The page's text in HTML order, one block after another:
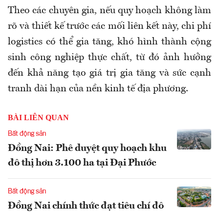
Theo các chuyên gia, nếu quy hoạch không làm
rõ và thiết kế trước các mối liên kết này, chi phí
logistics có thể gia tăng, khó hình thành cộng
sinh công nghiệp thực chất, từ đó ảnh hưởng
đến khả năng tạo giá trị gia tăng và sức cạnh
tranh dài hạn của nền kinh tế địa phương.
BÀI LIÊN QUAN
Bất động sản
Đồng Nai: Phê duyệt quy hoạch khu
đô thị hơn 3.100 ha tại Đại Phước
Bất động sản
Đồng Nai chính thức đạt tiêu chí đô